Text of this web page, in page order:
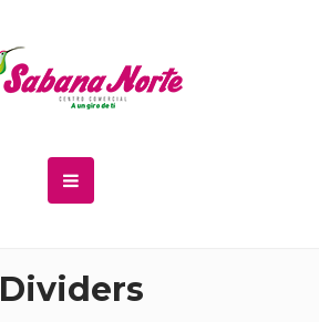
Dividers